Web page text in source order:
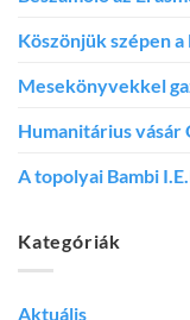
Köszönjük szépen
Mesekönyvekkel
Humanitárius vásár
A topolyai Bambi
Kategóriák
Aktuális